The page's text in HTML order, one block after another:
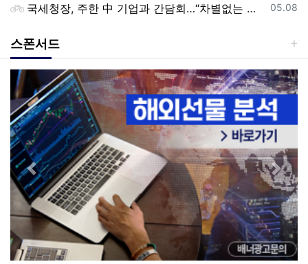
등록일
05.08
국세청장, 주한 中 기업과 간담회…“차별없는 공정과세 약속”
스폰서드
Previous Next